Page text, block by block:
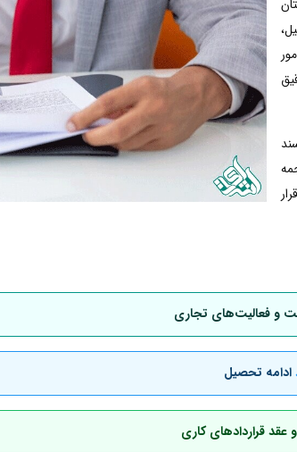
و فعالیت‌های تجاری
ادامه تحصیل
عقد قراردادهای کاری